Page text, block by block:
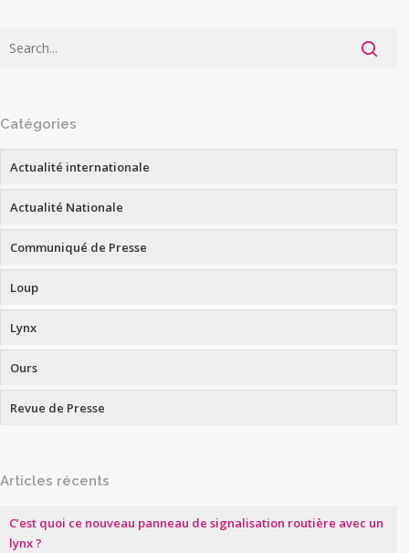
Catégories
Actualité internationale
Actualité Nationale
Communiqué de Presse
Loup
Lynx
Ours
Revue de Presse
Articles récents
C’est quoi ce nouveau panneau de signalisation routière avec un
lynx ?